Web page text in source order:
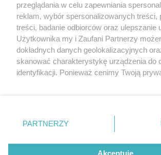
6 / 0
Nie zapomnij
zapoznać się z:
polityką prywatności regulamin korzystania
Twojemiasto
Piekary Śląskie
Chorzów
Tarnowskie Góry
Gliwice
Skontakuj
Kontakt
Wydawca
Redakcja
przeglądania w celu zapewniania
reklam, wybór spersonalizowanych treści,
treści, badanie odbiorców oraz ulepszanie
Użytkownika my i Zaufani Partnerzy
dokładnych danych geolokalizacyjnych
skanować charakterystykę urządzenia do
identyfikacji. Ponieważ cenimy Twoją
prywatności znajdujący się w lewym
. Niektóre rodzaje przetwarzania
zgody użytkownika, ale masz prawo
takiemu przetwarzaniu. Preferencje będą
PARTNERZY
Akceptuję